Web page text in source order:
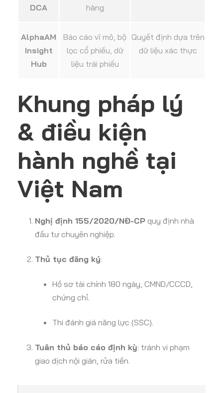
DCA
hàng
AlphaAM
Insight
Hub
Báo cáo vĩ mô, bộ
lọc cổ phiếu, dữ
liệu trái phiếu
Quyết định dựa trên
dữ liệu xác thực
Khung pháp lý
& điều kiện
hành nghề tại
Việt Nam
Nghị định 155/2020/NĐ-CP quy định nhà
đầu tư chuyên nghiệp.
Thủ tục đăng ký:
Hồ sơ tài chính 180 ngày, CMND/CCCD,
chứng chỉ.
Thi đánh giá năng lực (SSC).
Tuân thủ báo cáo định kỳ: tránh vi phạm
giao dịch nội gián, rửa tiền.